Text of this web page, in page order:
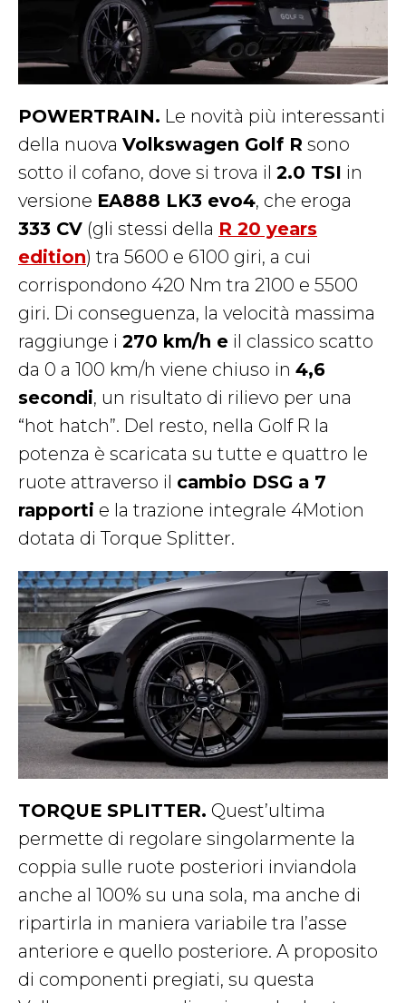
POWERTRAIN. Le novità più interessanti
della nuova Volkswagen Golf R sono
sotto il cofano, dove si trova il 2.0 TSI in
versione EA888 LK3 evo4, che eroga
333 CV (gli stessi della R 20 years
edition) tra 5600 e 6100 giri, a cui
corrispondono 420 Nm tra 2100 e 5500
giri. Di conseguenza, la velocità massima
raggiunge i 270 km/h e il classico scatto
da 0 a 100 km/h viene chiuso in 4,6
secondi, un risultato di rilievo per una
“hot hatch”. Del resto, nella Golf R la
potenza è scaricata su tutte e quattro le
ruote attraverso il cambio DSG a 7
rapporti e la trazione integrale 4Motion
dotata di Torque Splitter.
TORQUE SPLITTER. Quest’ultima
permette di regolare singolarmente la
coppia sulle ruote posteriori inviandola
anche al 100% su una sola, ma anche di
ripartirla in maniera variabile tra l’asse
anteriore e quello posteriore. A proposito
di componenti pregiati, su questa